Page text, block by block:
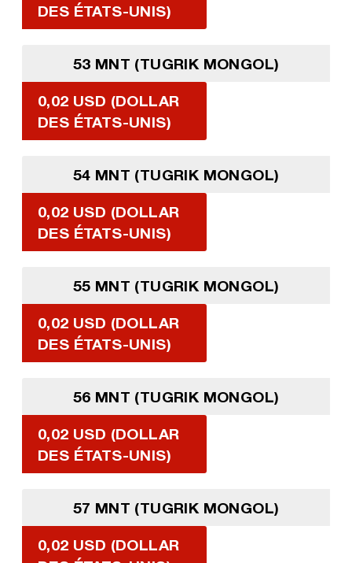
DES ÉTATS-UNIS)
53 MNT (TUGRIK MONGOL)
0,02 USD (DOLLAR
DES ÉTATS-UNIS)
54 MNT (TUGRIK MONGOL)
0,02 USD (DOLLAR
DES ÉTATS-UNIS)
55 MNT (TUGRIK MONGOL)
0,02 USD (DOLLAR
DES ÉTATS-UNIS)
56 MNT (TUGRIK MONGOL)
0,02 USD (DOLLAR
DES ÉTATS-UNIS)
57 MNT (TUGRIK MONGOL)
0,02 USD (DOLLAR